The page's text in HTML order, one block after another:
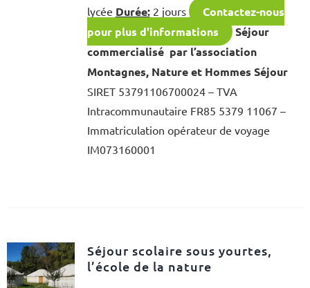
lycée Durée:2 jours
Contactez-nous
pour plus d'informations
Séjour
commercialisé par l’association
Montagnes, Nature et Hommes Séjour
SIRET 53791106700024 – TVA
Intracommunautaire FR85 5379 11067 –
Immatriculation opérateur de voyage
IM073160001
Séjour scolaire sous yourtes,
l’école de la nature